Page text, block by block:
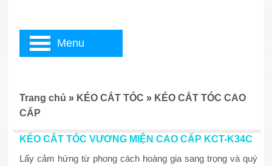
KÉO CẮT TÓC VƯƠNG MIỆN CAO CẤP KCT-K34C
Lấy cảm hứng từ phong cách hoàng gia sang trọng và quý
Trang chủ » KÉO CẮT TÓC » KÉO CẮT TÓC CAO
CẤP
Menu